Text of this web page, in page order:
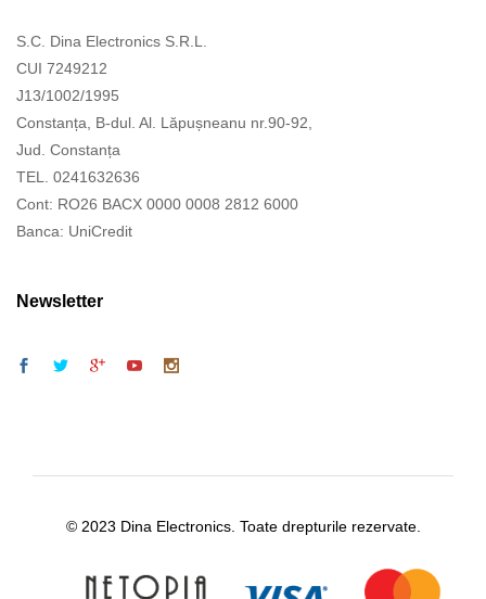
S.C. Dina Electronics S.R.L.
CUI 7249212
J13/1002/1995
Constanța, B-dul. Al. Lăpușneanu nr.90-92,
Jud. Constanța
TEL. 0241632636
Cont: RO26 BACX 0000 0008 2812 6000
Banca: UniCredit
Newsletter
© 2023 Dina Electronics. Toate drepturile rezervate.